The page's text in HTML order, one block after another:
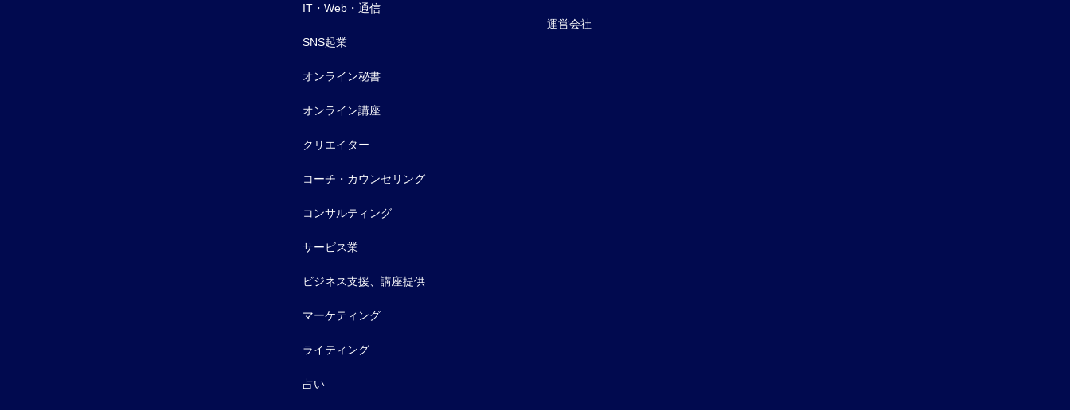
IT・Web・通信
SNS起業
オンライン秘書
オンライン講座
クリエイター
コーチ・カウンセリング
コンサルティング
サービス業
ビジネス支援、講座提供
マーケティング
ライティング
占い
運営会社